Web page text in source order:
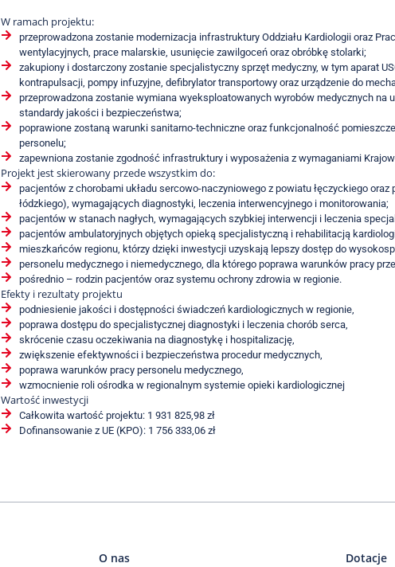
W ramach projektu:
przeprowadzona zostanie modernizacja infrastruktury Oddziału Kardiologii oraz
wentylacyjnych, prace malarskie, usunięcie zawilgoceń oraz obróbkę stolarki;
zakupiony i dostarczony zostanie specjalistyczny sprzęt medyczny, w tym aparat
kontrapulsacji, pompy infuzyjne, defibrylator transportowy oraz urządzenie do
przeprowadzona zostanie wymiana wyeksploatowanych wyrobów medycznych na
standardy jakości i bezpieczeństwa;
poprawione zostaną warunki sanitarno-techniczne oraz funkcjonalność
personelu;
zapewniona zostanie zgodność infrastruktury i wyposażenia z wymaganiami
Projekt jest skierowany przede wszystkim do:
pacjentów z chorobami układu sercowo-naczyniowego z powiatu łęczyckiego
łódzkiego), wymagających diagnostyki, leczenia interwencyjnego i monitorowania;
pacjentów w stanach nagłych, wymagających szybkiej interwencji i leczenia
pacjentów ambulatoryjnych objętych opieką specjalistyczną i rehabilitacją
mieszkańców regionu, którzy dzięki inwestycji uzyskają lepszy dostęp do
personelu medycznego i niemedycznego, dla którego poprawa warunków pracy
pośrednio – rodzin pacjentów oraz systemu ochrony zdrowia w regionie.
Efekty i rezultaty projektu
podniesienie jakości i dostępności świadczeń kardiologicznych w regionie,
poprawa dostępu do specjalistycznej diagnostyki i leczenia chorób serca,
skrócenie czasu oczekiwania na diagnostykę i hospitalizację,
zwiększenie efektywności i bezpieczeństwa procedur medycznych,
poprawa warunków pracy personelu medycznego,
wzmocnienie roli ośrodka w regionalnym systemie opieki kardiologicznej
Wartość inwestycji
Całkowita wartość projektu: 1 931 825,98 zł
Dofinansowanie z UE (KPO): 1 756 333,06 zł
O nas Dotacje